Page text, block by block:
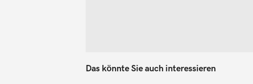
Das könnte Sie auch interessieren